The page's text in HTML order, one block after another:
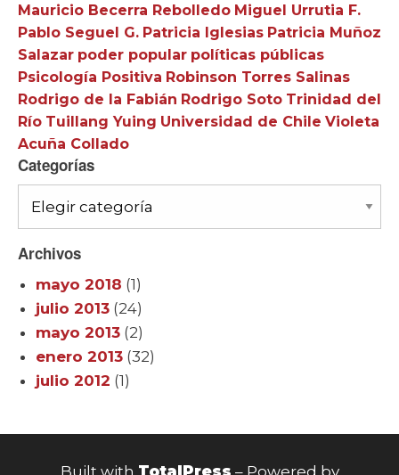
Mauricio Becerra Rebolledo Miguel Urrutia F.
Pablo Seguel G. Patricia Iglesias Patricia Muñoz
Salazar poder popular políticas públicas
Psicología Positiva Robinson Torres Salinas
Rodrigo de la Fabián Rodrigo Soto Trinidad del
Río Tuillang Yuing Universidad de Chile Violeta
Acuña Collado
Categorías
Archivos
mayo 2018 (1)
julio 2013 (24)
mayo 2013 (2)
enero 2013 (32)
julio 2012 (1)
Built with TotalPress – Powered by